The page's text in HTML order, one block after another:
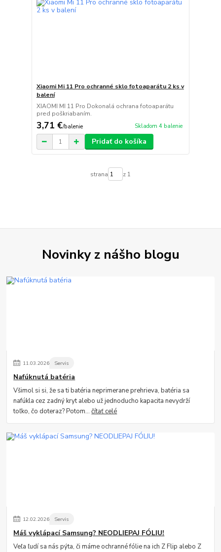
Xiaomi Mi 11 Pro ochranné sklo fotoaparátu 2 ks v
balení
XIAOMI MI 11 Pro Dokonalá ochrana fotoaparátu
pred poškriabaním.
3,71 €/balenie Skladom 4 balenie
Pridať do košíka
strana z 1
Novinky z nášho blogu
11.03.2026 Servis
Nafúknutá batéria
Všimol si si, že sa ti batéria neprimerane prehrieva, batéria sa
nafúkla cez zadný kryt alebo už jednoducho kapacita nevydrží
toľko, čo doteraz? Potom...čítať celé
12.02.2026 Servis
Máš vyklápací Samsung? NEODLIEPAJ FÓLIU!
Veľa ľudí sa nás pýta, či máme ochranné fólie na ich Z Flip alebo Z